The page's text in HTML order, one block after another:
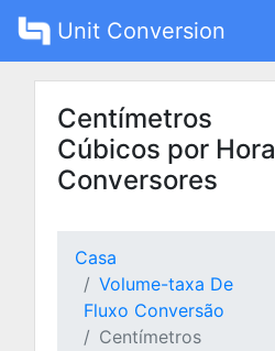
Unit Conversion
Centímetros
Cúbicos por Hora
Conversores
Casa
Volume-taxa De
Fluxo Conversão
Centímetros